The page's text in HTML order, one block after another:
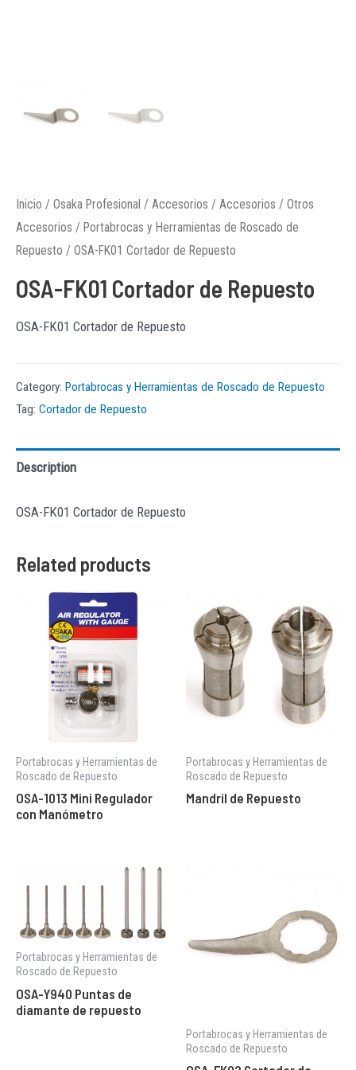
Inicio / Osaka Profesional / Accesorios / Accesorios / Otros
Accesorios / Portabrocas y Herramientas de Roscado de
Repuesto / OSA-FK01 Cortador de Repuesto
OSA-FK01 Cortador de Repuesto
OSA-FK01 Cortador de Repuesto
Category: Portabrocas y Herramientas de Roscado de Repuesto
Tag: Cortador de Repuesto
Description
OSA-FK01 Cortador de Repuesto
Related products
Portabrocas y Herramientas de
Roscado de Repuesto
OSA-1013 Mini Regulador
con Manómetro
Portabrocas y Herramientas de
Roscado de Repuesto
Mandril de Repuesto
Portabrocas y Herramientas de
Roscado de Repuesto
OSA-Y940 Puntas de
diamante de repuesto
Portabrocas y Herramientas de
Roscado de Repuesto